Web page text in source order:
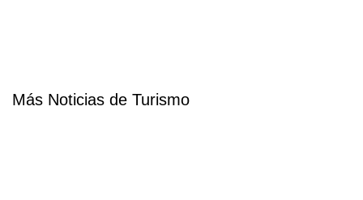
Más Noticias de Turismo